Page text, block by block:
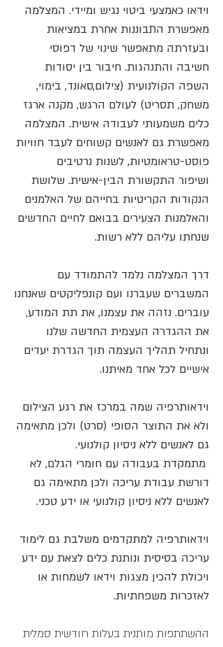
וידאו כאמצעי ביטוי נגיש ומיידי. המצלמה
מאפשרת התבוננות אחרת במציאות
ובעזרתה מתאפשר שינוי של דפוסי
חשיבה והתנהגות. חיבור בין יסודות
השפה הקולנועית (צילום,סאונד, בימוי,
משחק, תסריט) לעולם הרגש, מקנה ארגז
כלים משמעותי לעבודה אישית. המצלמה
מאפשרת גם לאנשים קשוחים לעבד חוויות
פוסט-טראומטיות, לשנות נרטיבים
ושיפור התקשורת הבין-אישית. שלושת
הנקודות הקריטיות בחייהם של האלמנים
והאלמנות הצעירים בבואם לחיים החדשים
שנחתו עליהם ללא רשות.
דרך המצלמה נלמד להתמודד עם
המשברים שעברנו ועם קונפליקטים שאנחנו
עוברים. נזהה את עצמנו, את תת המודע,
את ההגדרה העצמית החדשה שלנו
ונתחיל תהליך העצמה תוך הגדרת יעדים
אישיים לכל אחד מאיתנו.
וידאותרפיה שמה במרכז את רגע הצילום
ולא את התוצר הסופי (סרט) ולכן מתאימה
גם לאנשים ללא ניסיון קולנועי.
מתמקדת בעבודה עם חומרי הגלם, לא
דורשת עבודת עריכה ולכן מתאימה גם
לאנשים ללא ניסיון קולנועי או ידע טכני.
וידאותרפיה למתקדמים משלבת גם לימוד
עריכה בסיסית ונותנת כלים לצאת עם ידע
ויכולת להכין מצגות וידאו לשמחות או
לאזכרות משפחתיות.
ההשתתפות מותנית בעלות חודשית סמלית